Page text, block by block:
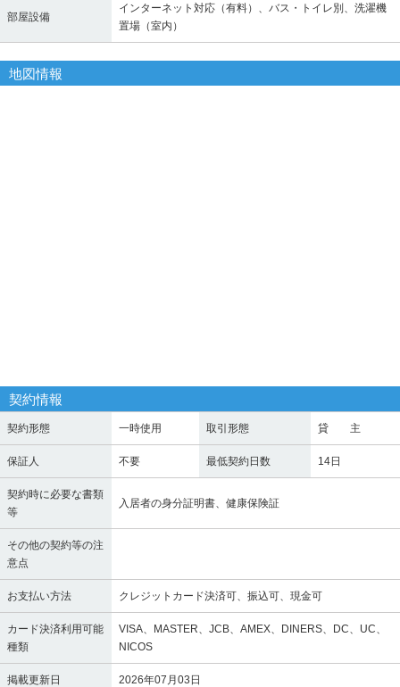
部屋設備
インターネット対応（有料）、バス・トイレ別、洗濯機
置場（室内）
地図情報
契約情報
契約形態 一時使用 取引形態 貸 主
保証人 不要 最低契約日数 14日
契約時に必要な書類
等
入居者の身分証明書、健康保険証
その他の契約等の注
意点
お支払い方法 クレジットカード決済可、振込可、現金可
カード決済利用可能
種類
VISA、MASTER、JCB、AMEX、DINERS、DC、UC、
NICOS
掲載更新日 2026年07月03日